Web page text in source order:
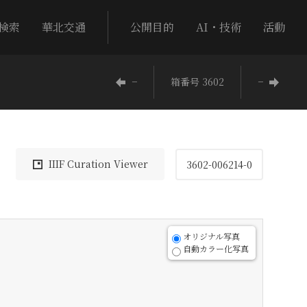
索 華北交通 公開目的 AI・技術 活動
− 箱番号 3602 −
IIIF Curation Viewer 3602-006214-0
オリジナル写真
自動カラー化写真